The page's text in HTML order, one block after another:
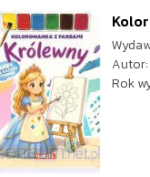
Autor:
Rok